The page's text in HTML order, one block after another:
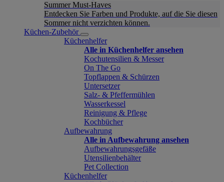
Summer Must-Haves
Entdecken Sie Farben und Produkte, auf die Sie diesen
Sommer nicht verzichten können.
Küchen-Zubehör
Küchenhelfer
Alle in Küchenhelfer ansehen
Kochutensilien & Messer
On The Go
Topflappen & Schürzen
Untersetzer
Salz- & Pfeffermühlen
Wasserkessel
Reinigung & Pflege
Kochbücher
Aufbewahrung
Alle in Aufbewahrung ansehen
Aufbewahrungsgefäße
Utensilienbehälter
Pet Collection
Küchenhelfer